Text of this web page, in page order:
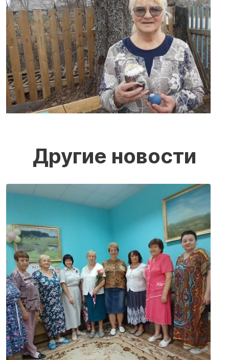
Другие новости